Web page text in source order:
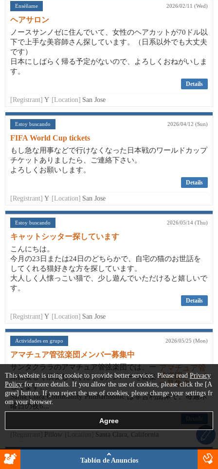
Enséñame 2026/02/11 (Wed)
ヘアサロン
ノースサンノゼに住んでいて、女性のヘアカットが70ドル以
下で上手な美容師さん探しています。（日系以外でも大丈夫
です）
日本にしばらく帰る予定がないので、よろしくおねがいしま
す。
Details
[Registrant] Y [Location] San Jose
Estoy buscando 2026/04/12 (Sun)
FIFA World Cup tickets
もし急な用事などで行けなくなった日本戦のワールドカップ
チケットありましたら、ご連絡下さい。
よろしくお願いします。
Details
[Registrant] Y [Location] San Jose
Estoy buscando 2026/05/14 (Thu)
キャットシッター探しています
こんにちは。
今月の23日または24日のどちらかで、自宅の猫のお世話を
してくれる猫好きな方を探しています。
大人しく人懐っこい猫で、少し遊んでいただけると嬉しいで
す。
Details
[Registrant] Y [Location] San Jose
Actividades en grupo 2026/05/25 (Mon)
アマチュア管弦楽団メンバー募集中
サンタクララのアマチュア管弦楽団では、一
緒に楽しく演奏してくださるメンバーを募集
してます。
Santa Clara Community Philharmonic は非営利団体で、毎週木
曜日の夜6...
Pillow Santa Clara, California
Estoy buscando 2026/06/23 (Tue)
Tablón de Anuncios
This website is using cookie to provide better services. Please readPrivacy
Policyfor more details. If you allow the use of cookies, please click the [A
gree] button. If you reject the use of cookies, please change your settings fr
om your browser.